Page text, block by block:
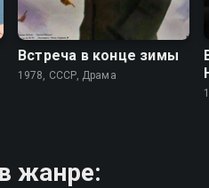
6.8
Встреча в конце зимы
1978, СССР, Драма
жанре: